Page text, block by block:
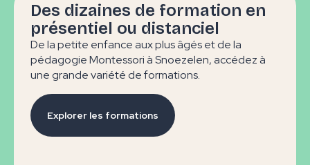
Des dizaines de formation en
présentiel ou distanciel
De la petite enfance aux plus âgés et de la
pédagogie Montessori à Snoezelen, accédez à
une grande variété de formations.
Explorer les formations